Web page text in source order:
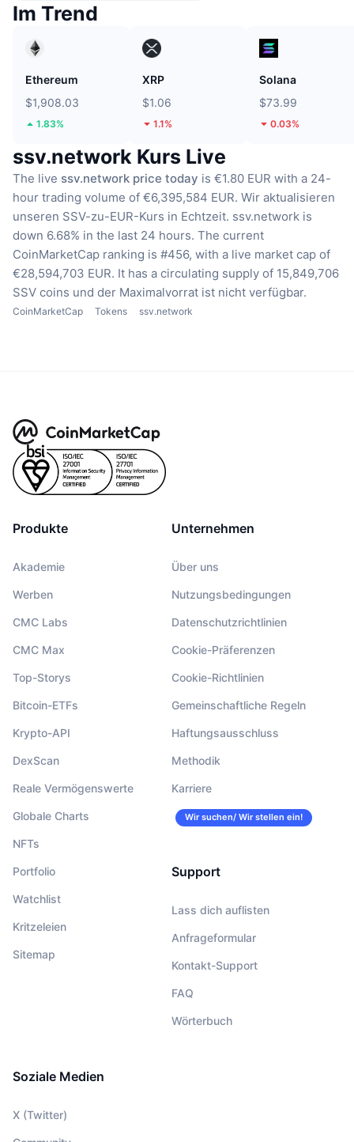
Im Trend
Ethereum
$1,908.03
1.83%
XRP
$1.06
1.1%
Solana
$73.99
0.03%
ssv.network Kurs Live
The live ssv.network price today is €1.80 EUR with a 24-
hour trading volume of €6,395,584 EUR. Wir aktualisieren
unseren SSV-zu-EUR-Kurs in Echtzeit. ssv.network is
down 6.68% in the last 24 hours. The current
CoinMarketCap ranking is #456, with a live market cap of
€28,594,703 EUR. It has a circulating supply of 15,849,706
SSV coins und der Maximalvorrat ist nicht verfügbar.
CoinMarketCap Tokens ssv.network
Produkte
Akademie
Werben
CMC Labs
CMC Max
Top-Storys
Bitcoin-ETFs
Krypto-API
DexScan
Reale Vermögenswerte
Globale Charts
NFTs
Portfolio
Watchlist
Kritzeleien
Sitemap
Unternehmen
Über uns
Nutzungsbedingungen
Datenschutzrichtlinien
Cookie-Präferenzen
Cookie-Richtlinien
Gemeinschaftliche Regeln
Haftungsausschluss
Methodik
Karriere
Wir suchen/ Wir stellen ein!
Support
Lass dich auflisten
Anfrageformular
Kontakt-Support
FAQ
Wörterbuch
Soziale Medien
X (Twitter)